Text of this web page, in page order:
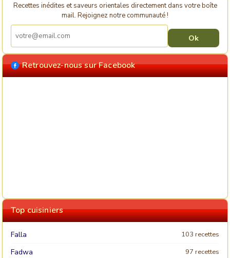
Recettes inédites et saveurs orientales directement dans votre boîte
mail. Rejoignez notre communauté !
Retrouvez-nous sur Facebook
Top cuisiniers
Falla 103 recettes
Fadwa 97 recettes